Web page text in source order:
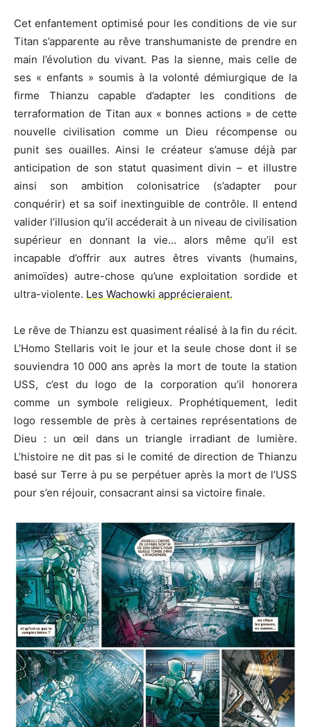
Cet enfantement optimisé pour les conditions de vie sur
Titan s’apparente au rêve transhumaniste de prendre en
main l’évolution du vivant. Pas la sienne, mais celle de
ses « enfants » soumis à la volonté démiurgique de la
firme Thianzu capable d’adapter les conditions de
terraformation de Titan aux « bonnes actions » de cette
nouvelle civilisation comme un Dieu récompense ou
punit ses ouailles. Ainsi le créateur s’amuse déjà par
anticipation de son statut quasiment divin – et illustre
ainsi son ambition colonisatrice (s’adapter pour
conquérir) et sa soif inextinguible de contrôle. Il entend
valider l’illusion qu’il accéderait à un niveau de civilisation
supérieur en donnant la vie… alors même qu’il est
incapable d’offrir aux autres êtres vivants (humains,
animoïdes) autre-chose qu’une exploitation sordide et
ultra-violente. Les Wachowki apprécieraient.
Le rêve de Thianzu est quasiment réalisé à la fin du récit.
L’Homo Stellaris voit le jour et la seule chose dont il se
souviendra 10 000 ans après la mort de toute la station
USS, c’est du logo de la corporation qu’il honorera
comme un symbole religieux. Prophétiquement, ledit
logo ressemble de près à certaines représentations de
Dieu : un œil dans un triangle irradiant de lumière.
L’histoire ne dit pas si le comité de direction de Thianzu
basé sur Terre à pu se perpétuer après la mort de l’USS
pour s’en réjouir, consacrant ainsi sa victoire finale.